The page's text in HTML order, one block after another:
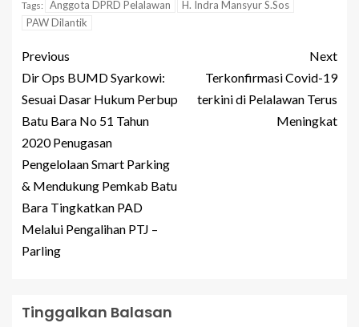
Tags: Anggota DPRD Pelalawan
H. Indra Mansyur S.Sos
PAW Dilantik
Previous
Dir Ops BUMD Syarkowi:
Sesuai Dasar Hukum Perbup
Batu Bara No 51 Tahun
2020 Penugasan
Pengelolaan Smart Parking
& Mendukung Pemkab Batu
Bara Tingkatkan PAD
Melalui Pengalihan PTJ –
Parling
Next
Terkonfirmasi Covid-19
terkini di Pelalawan Terus
Meningkat
Tinggalkan Balasan